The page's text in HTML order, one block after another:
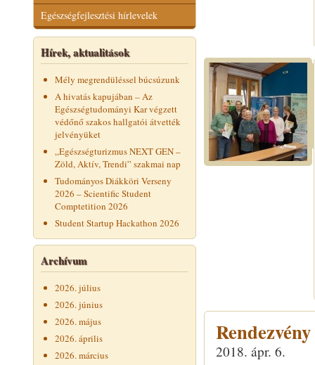
Egészségfejlesztési hírlevelek
Hírek, aktualitások
Mély megrendüléssel búcsúzunk
A hivatás kapujában – Az
Egészségtudományi Kar végzett
védőnő szakos hallgatói átvették
jelvényüket
„Egészségturizmus NEXT GEN –
Zöld, Aktív, Trendi” szakmai nap
Tudományos Diákköri Verseny
2026 – Scientific Student
Comptetition 2026
Student Startup Hackathon 2026
Archívum
2026. július
2026. június
2026. május
2026. április
2026. március
2018. ápr. 6.